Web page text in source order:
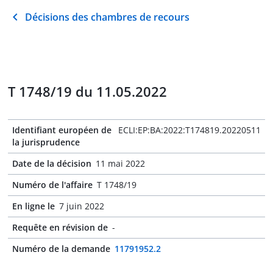
Décisions des chambres de recours
T 1748/19 du 11.05.2022
Identifiant européen de
la jurisprudence
ECLI:EP:BA:2022:T174819.20220511
Date de la décision 11 mai 2022
Numéro de l'affaire T 1748/19
En ligne le 7 juin 2022
Requête en révision de -
Numéro de la demande 11791952.2